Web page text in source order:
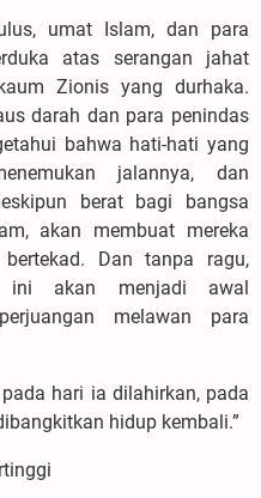
umat Islam, dan para
atas serangan jahat
Zionis yang durhaka.
darah dan para penindas
bahwa hati-hati yang
jalannya, dan
berat bagi bangsa
akan membuat mereka
Dan tanpa ragu,
ini akan menjadi awal
melawan para
hari ia dilahirkan, pada
hidup kembali.”